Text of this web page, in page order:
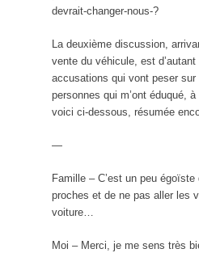
devrait-changer-nous-?
La deuxième discussion,
vente du véhicule, est
accusations qui vont peser sur
personnes qui m’ont éduqué,
voici ci-dessous, résumée
—
Famille – C’est un peu
proches et de ne pas aller les
voiture…
Moi – Merci, je me sens très